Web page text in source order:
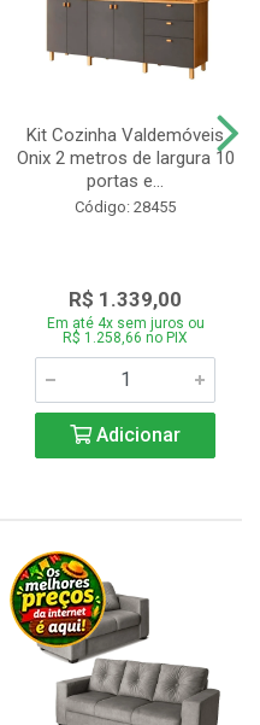
Kit Cozinha Valdemóveis
Onix 2 metros de largura 10
portas e...
Código: 28455
R$ 1.339,00
Em até 4x sem juros ou
R$ 1.258,66 no PIX
Adicionar